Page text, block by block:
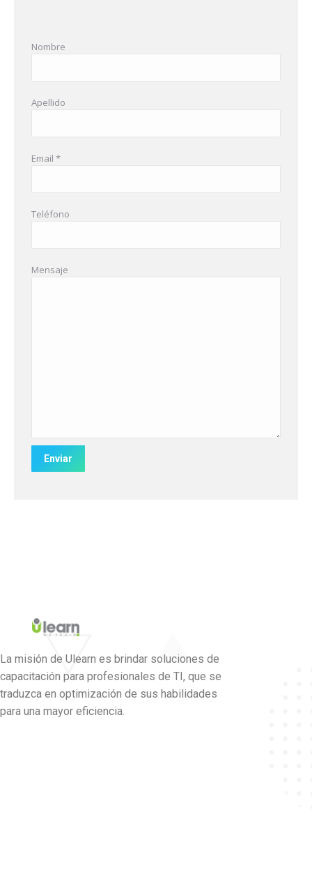
Nombre
Apellido
Email *
Teléfono
Mensaje
La misión de Ulearn es brindar soluciones de
capacitación para profesionales de TI, que se
traduzca en optimización de sus habilidades
para una mayor eficiencia.